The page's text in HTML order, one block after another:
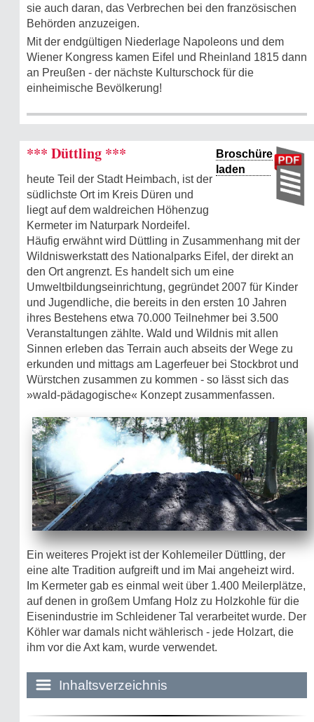
sie auch daran, das Verbrechen bei den französischen
Behörden anzuzeigen.
Mit der endgültigen Niederlage Napoleons und dem
Wiener Kongress kamen Eifel und Rheinland 1815 dann
an Preußen - der nächste Kulturschock für die
einheimische Bevölkerung!
Broschüre
laden
*** Düttling ***
heute Teil der Stadt Heimbach, ist der
südlichste Ort im Kreis Düren und
liegt auf dem waldreichen Höhenzug
Kermeter im Naturpark Nordeifel.
Häufig erwähnt wird Düttling in Zusammenhang mit der
Wildniswerkstatt des Nationalparks Eifel, der direkt an
den Ort angrenzt. Es handelt sich um eine
Umweltbildungseinrichtung, gegründet 2007 für Kinder
und Jugendliche, die bereits in den ersten 10 Jahren
ihres Bestehens etwa 70.000 Teilnehmer bei 3.500
Veranstaltungen zählte. Wald und Wildnis mit allen
Sinnen erleben das Terrain auch abseits der Wege zu
erkunden und mittags am Lagerfeuer bei Stockbrot und
Würstchen zusammen zu kommen - so lässt sich das
»wald-pädagogische« Konzept zusammenfassen.
Ein weiteres Projekt ist der Kohlemeiler Düttling, der
eine alte Tradition aufgreift und im Mai angeheizt wird.
Im Kermeter gab es einmal weit über 1.400 Meilerplätze,
auf denen in großem Umfang Holz zu Holzkohle für die
Eisenindustrie im Schleidener Tal verarbeitet wurde. Der
Köhler war damals nicht wählerisch - jede Holzart, die
ihm vor die Axt kam, wurde verwendet.
Inhaltsverzeichnis